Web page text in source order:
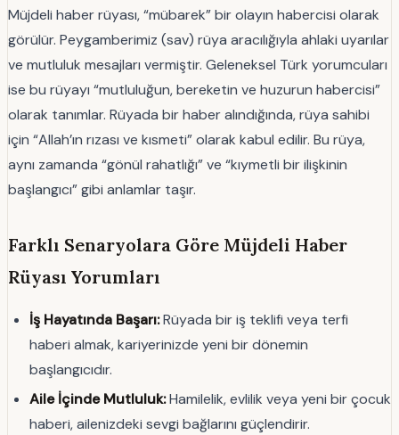
Müjdeli haber rüyası, “mübarek” bir olayın habercisi olarak
görülür. Peygamberimiz (sav) rüya aracılığıyla ahlaki uyarılar
ve mutluluk mesajları vermiştir. Geleneksel Türk yorumcuları
ise bu rüyayı “mutluluğun, bereketin ve huzurun habercisi”
olarak tanımlar. Rüyada bir haber alındığında, rüya sahibi
için “Allah’ın rızası ve kısmeti” olarak kabul edilir. Bu rüya,
aynı zamanda “gönül rahatlığı” ve “kıymetli bir ilişkinin
başlangıcı” gibi anlamlar taşır.
Farklı Senaryolara Göre Müjdeli Haber
Rüyası Yorumları
İş Hayatında Başarı:Rüyada bir iş teklifi veya terfi
haberi almak, kariyerinizde yeni bir dönemin
başlangıcıdır.
Aile İçinde Mutluluk:Hamilelik, evlilik veya yeni bir çocuk
haberi, ailenizdeki sevgi bağlarını güçlendirir.